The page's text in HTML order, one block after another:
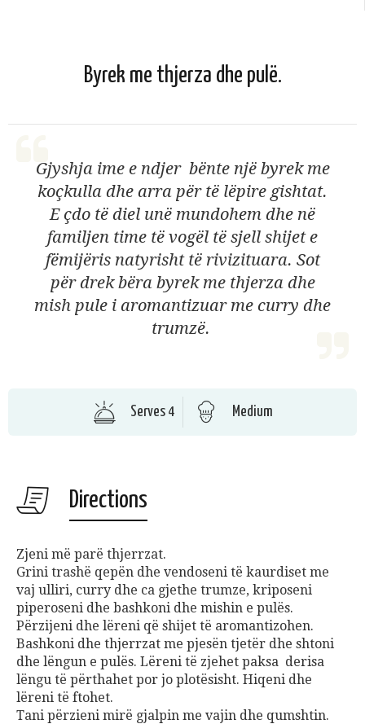
Byrek me thjerza dhe pulë.
Gjyshja ime e ndjer bënte një byrek me
koçkulla dhe arra për të lëpire gishtat.
E çdo të diel unë mundohem dhe në
familjen time të vogël të sjell shijet e
fëmijëris natyrisht të rivizituara. Sot
për drek bëra byrek me thjerza dhe
mish pule i aromantizuar me curry dhe
trumzë.
Serves 4 Medium
Directions
Zjeni më parë thjerrzat.
Grini trashë qepën dhe vendoseni të kaurdiset me
vaj ulliri, curry dhe ca gjethe trumze, kriposeni
piperoseni dhe bashkoni dhe mishin e pulës.
Përzijeni dhe lëreni që shijet të aromantizohen.
Bashkoni dhe thjerrzat me pjesën tjetër dhe shtoni
dhe lëngun e pulës. Lëreni të zjehet paksa derisa
lëngu të përthahet por jo plotësisht. Hiqeni dhe
lëreni të ftohet.
Tani përzieni mirë gjalpin me vajin dhe qumshtin.